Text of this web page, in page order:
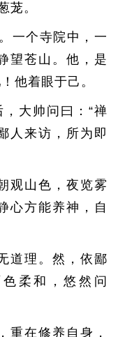
茏。
一个寺院中，一
望苍山。他，是
他着眼于己。
大帅问曰：“禅
人来访，所为即
观山色，夜览雾
心方能养神，自
道理。然，依鄙
柔和，悠然问
重在修养自身，